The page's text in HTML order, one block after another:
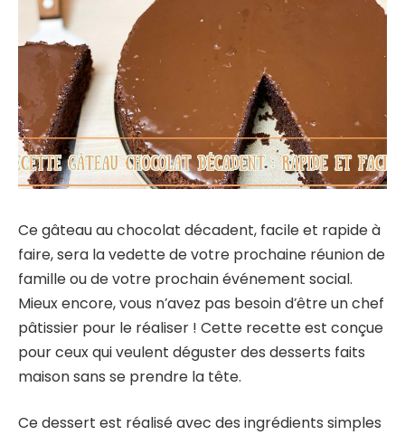
Ce gâteau au chocolat décadent, facile et rapide à
faire, sera la vedette de votre prochaine réunion de
famille ou de votre prochain événement social.
Mieux encore, vous n’avez pas besoin d’être un chef
pâtissier pour le réaliser ! Cette recette est conçue
pour ceux qui veulent déguster des desserts faits
maison sans se prendre la tête.
Ce dessert est réalisé avec des ingrédients simples